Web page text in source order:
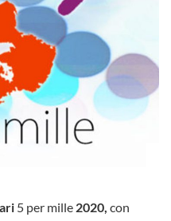
5 per mille 2020, con